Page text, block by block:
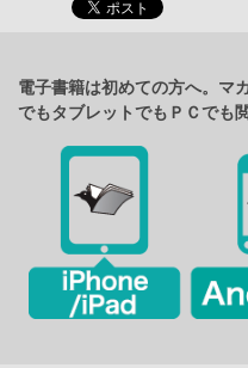
電子書籍は初めての方へ。マ
でもタブレットでもＰＣでも